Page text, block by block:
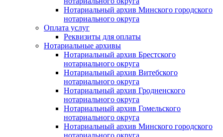
Нотариальный архив Минского городского
нотариального округа
Оплата услуг
Реквизиты для оплаты
Нотариальные архивы
Нотариальный архив Брестского
нотариального округа
Нотариальный архив Витебского
нотариального округа
Нотариальный архив Гродненского
нотариального округа
Нотариальный архив Гомельского
нотариального округа
Нотариальный архив Минского городского